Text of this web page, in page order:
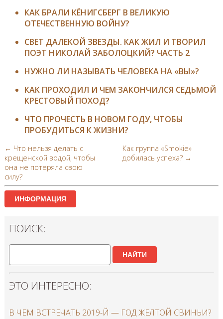
КАК БРАЛИ КЁНИГСБЕРГ В ВЕЛИКУЮ
ОТЕЧЕСТВЕННУЮ ВОЙНУ?
СВЕТ ДАЛЕКОЙ ЗВЕЗДЫ. КАК ЖИЛ И ТВОРИЛ
ПОЭТ НИКОЛАЙ ЗАБОЛОЦКИЙ? ЧАСТЬ 2
НУЖНО ЛИ НАЗЫВАТЬ ЧЕЛОВЕКА НА «ВЫ»?
КАК ПРОХОДИЛ И ЧЕМ ЗАКОНЧИЛСЯ СЕДЬМОЙ
КРЕСТОВЫЙ ПОХОД?
ЧТО ПРОЧЕСТЬ В НОВОМ ГОДУ, ЧТОБЫ
ПРОБУДИТЬСЯ К ЖИЗНИ?
← Что нельзя делать с
крещенской водой, чтобы
она не потеряла свою
силу?
Как группа «Smokie»
добилась успеха? →
ИНФОРМАЦИЯ
ПОИСК:
НАЙТИ
ЭТО ИНТЕРЕСНО:
В ЧЕМ ВСТРЕЧАТЬ 2019-Й — ГОД ЖЕЛТОЙ СВИНЬИ?